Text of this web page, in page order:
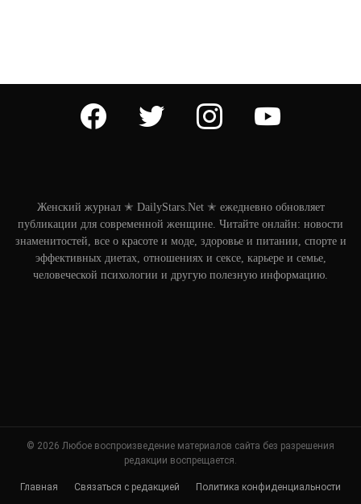
facebook twitter instagram youtube
Женский журнал ✭ DailyStars.Net ✭ ежедневно обновляет
публикации для современной женщине. Читайте онлайн: новости
знаменитостей, все о красоте и моде, здоровье и питании, спорте и
эффективных диетах, отношениях и сексе, карьере и семье,
человеческой психологии и другую полезную информацию.
© 2026 Любое воспроизведение материалов сайта без разрешения
редакции воспрещается.
Главная Связаться с редакцией Политика конфиденциальности